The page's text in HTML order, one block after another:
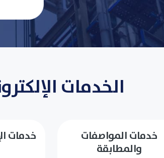
الخدمات
خدمات خدمات المواصفات
والمطابقة